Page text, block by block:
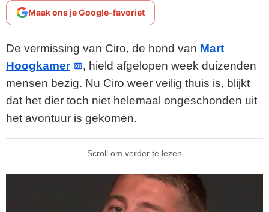
Maak ons je Google-favoriet
De vermissing van Ciro, de hond van Mart
Hoogkamer
, hield afgelopen week duizenden
mensen bezig. Nu Ciro weer veilig thuis is, blijkt
dat het dier toch niet helemaal ongeschonden uit
het avontuur is gekomen.
Scroll om verder te lezen